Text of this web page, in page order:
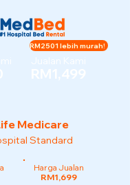
Jualan Kami
RM1,499
RM2501 lebih murah!
Medicare
Standard
Harga Jualan
RM1,699